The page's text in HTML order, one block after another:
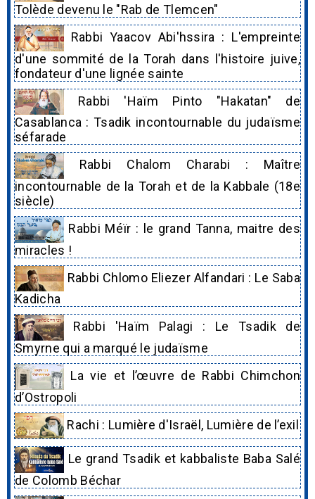
Tolède devenu le "Rab de Tlemcen"
Rabbi Yaacov Abi'hssira : L'empreinte
d'une sommité de la Torah dans l'histoire juive,
fondateur d'une lignée sainte
Rabbi 'Haïm Pinto "Hakatan" de
Casablanca : Tsadik incontournable du judaïsme
séfarade
Rabbi Chalom Charabi : Maître
incontournable de la Torah et de la Kabbale (18e
siècle)
Rabbi Méïr : le grand Tanna, maitre des
miracles !
Rabbi Chlomo Eliezer Alfandari : Le Saba
Kadicha
Rabbi 'Haïm Palagi : Le Tsadik de
Smyrne qui a marqué le judaïsme
La vie et l’œuvre de Rabbi Chimchon
d’Ostropoli
Rachi : Lumière d'Israël, Lumière de l’exil
Le grand Tsadik et kabbaliste Baba Salé
de Colomb Béchar